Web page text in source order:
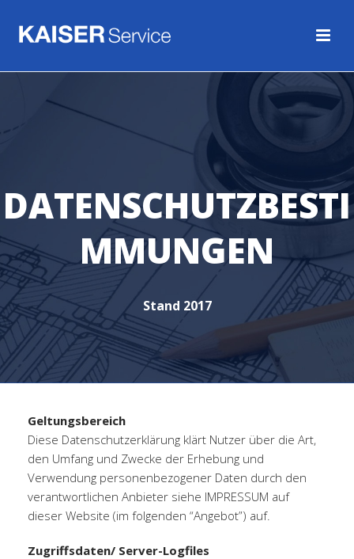
DATENSCHUTZBESTI
MMUNGEN
Stand 2017
Geltungsbereich
Diese Datenschutzerklärung klärt Nutzer über die Art,
den Umfang und Zwecke der Erhebung und
Verwendung personenbezogener Daten durch den
verantwortlichen Anbieter siehe IMPRESSUM auf
dieser Website (im folgenden “Angebot”) auf.
Zugriffsdaten/ Server-Logfiles